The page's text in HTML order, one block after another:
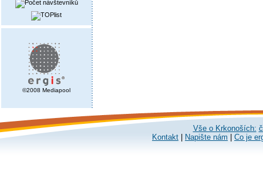
©2008 Mediapool
Vše o Krkonoších:
Kontakt
Napište nám Co je